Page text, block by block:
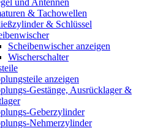
& Tachowellen
& Schlüssel
Scheibenwischer anzeigen
Wischerschalter
anzeigen
Gestänge, Ausrücklager &
Geberzylinder
Nehmerzylinder